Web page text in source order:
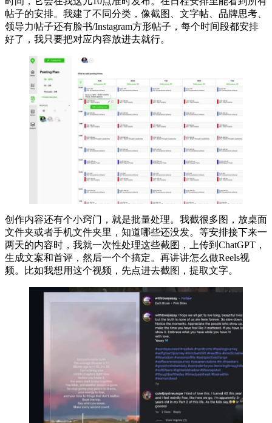
帖子的安排。我建了不同分类，像截图、文字帖、品牌思考、
领导力帖子还有脸书/Instagram方形帖子，每个时间段都安排
好了，我只要把对应内容放进去就行。
创作内容还有个小窍门，就是批量处理。我截很多图，放桌面
文件夹或者手机文件夹里，知道哪些还没发。等安排接下来一
两天的内容时，我就一次性处理这些截图，上传到ChatGPT，
生成文案和首评，然后一个个搞定。再讲讲怎么做Reels视
频。比如我想用这个视频，先点进去截图，提取文字。